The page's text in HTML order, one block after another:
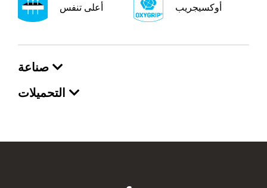
أعلى تنفس أوكسيجريب